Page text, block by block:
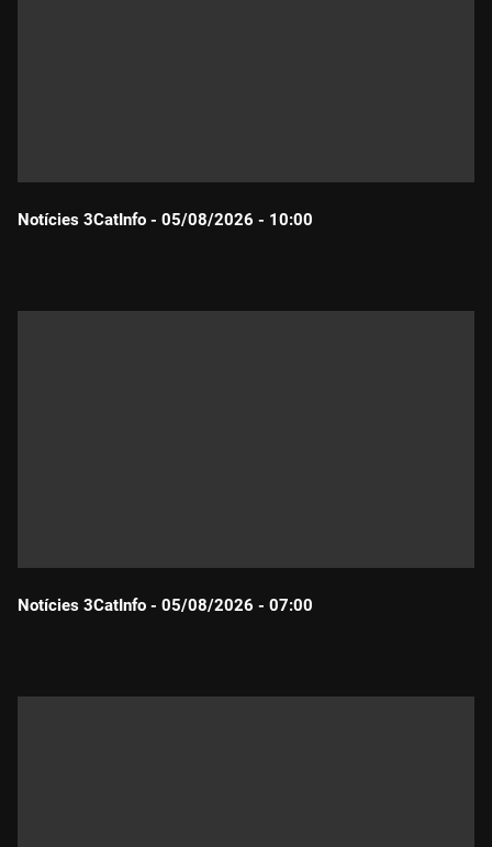
Notícies 3CatInfo - 05/08/2026 - 10:00
Notícies 3CatInfo - 05/08/2026 - 07:00